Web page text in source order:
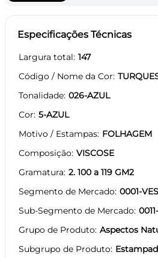
Especificações Técnicas
Largura total 147
Código / Nome da Cor
Tonalidade 026-AZUL
Cor 5-AZUL
Motivo / Estampas FOLHAGEM
Composição VISCOSE
Gramatura 2. 100 a 119 GM2
Segmento de Mercado 0001-
Sub-Segmento de Mercado
Grupo de Produto Aspectos
Subgrupo de Produto